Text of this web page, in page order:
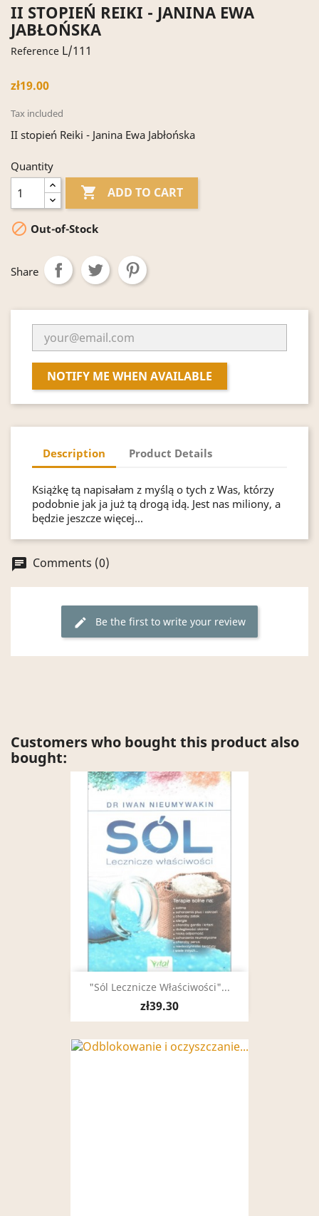
II STOPIEŃ REIKI - JANINA EWA
JABŁOŃSKA
Reference L/111
zł19.00
Tax included
II stopień Reiki - Janina Ewa Jabłońska
Quantity
 ADD TO CART
 Out-of-Stock
Share
NOTIFY ME WHEN AVAILABLE
Description Product Details
Książkę tą napisałam z myślą o tych z Was, którzy
podobnie jak ja już tą drogą idą. Jest nas miliony, a
będzie jeszcze więcej...
chat Comments (0)
edit Be the first to write your review
Customers who bought this product also
bought:
"Sól Lecznicze Właściwości"...
zł39.30